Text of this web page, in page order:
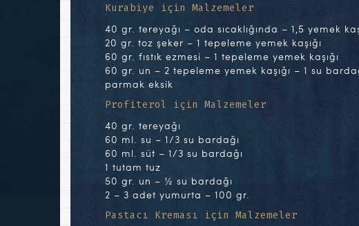
Kurabiye için Malzemeler
40 gr. tereyağı – oda sıcaklığında – 1,5 yemek
20 gr. toz şeker – 1 tepeleme yemek kaşığı
60 gr. fıstık ezmesi – 1 tepeleme yemek kaşığı
60 gr. un – 2 tepeleme yemek kaşığı – 1 su
parmak eksik
Profiterol için Malzemeler
40 gr. tereyağı
60 ml. su – 1/3 su bardağı
60 ml. süt – 1/3 su bardağı
1 tutam tuz
50 gr. un – ½ su bardağı
2 – 3 adet yumurta – 100 gr.
Pastacı Kreması için Malzemeler